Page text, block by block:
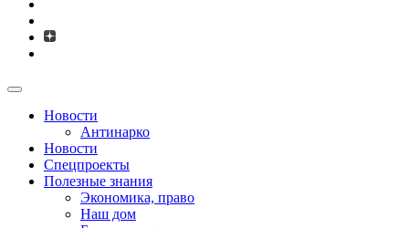
Новости
Антинарко
Новости
Спецпроекты
Полезные знания
Экономика, право
Наш дом